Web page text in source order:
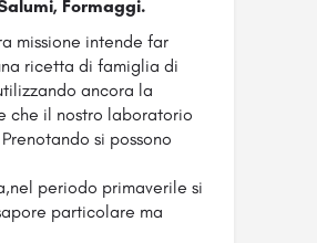
Formaggi.
missione intende far
ricetta di famiglia di
ancora la
che il nostro laboratorio
si possono
periodo primaverile si
particolare ma